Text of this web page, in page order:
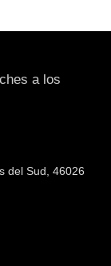
a los
del Sud, 46026